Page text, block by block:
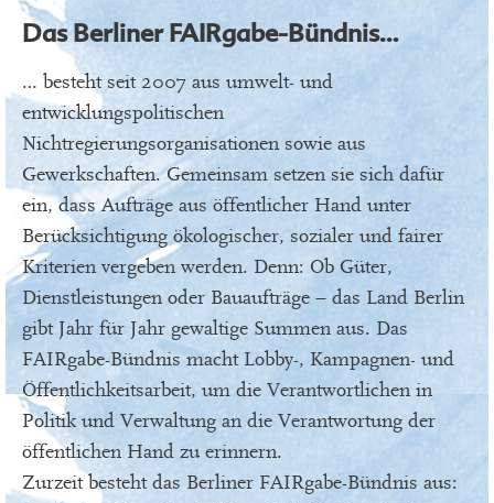
Das Berliner FAIRgabe-Bündnis…
… besteht seit 2007 aus umwelt- und
entwicklungspolitischen
Nichtregierungsorganisationen sowie aus
Gewerkschaften. Gemeinsam setzen sie sich dafür
ein, dass Aufträge aus öffentlicher Hand unter
Berücksichtigung ökologischer, sozialer und fairer
Kriterien vergeben werden. Denn: Ob Güter,
Dienstleistungen oder Bauaufträge – das Land Berlin
gibt Jahr für Jahr gewaltige Summen aus. Das
FAIRgabe-Bündnis macht Lobby-, Kampagnen- und
Öffentlichkeitsarbeit, um die Verantwortlichen in
Politik und Verwaltung an die Verantwortung der
öffentlichen Hand zu erinnern.
Zurzeit besteht das Berliner FAIRgabe-Bündnis aus: